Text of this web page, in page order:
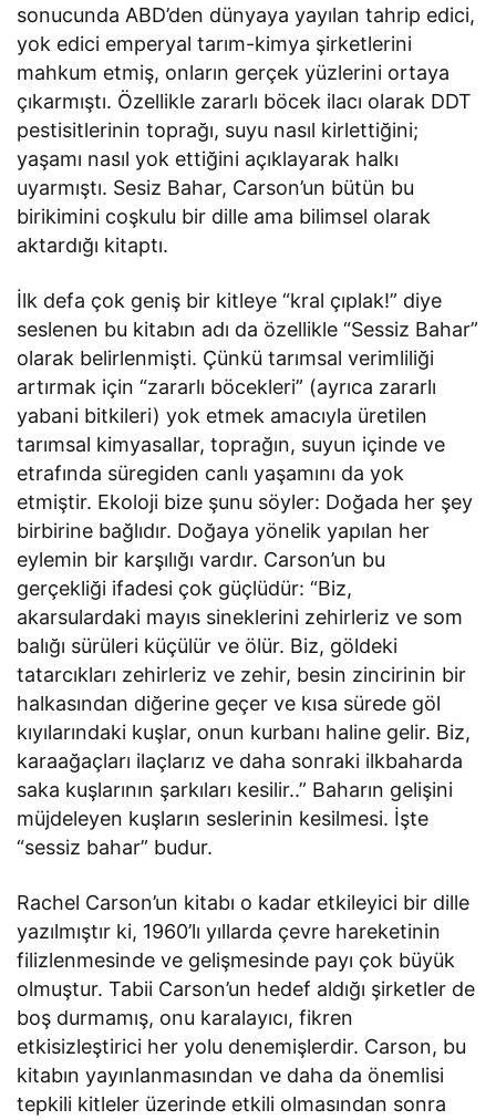
sonucunda ABD’den dünyaya yayılan tahrip edici,
yok edici emperyal tarım-kimya şirketlerini
mahkum etmiş, onların gerçek yüzlerini ortaya
çıkarmıştı. Özellikle zararlı böcek ilacı olarak DDT
pestisitlerinin toprağı, suyu nasıl kirlettiğini;
yaşamı nasıl yok ettiğini açıklayarak halkı
uyarmıştı. Sesiz Bahar, Carson’un bütün bu
birikimini coşkulu bir dille ama bilimsel olarak
aktardığı kitaptı.
İlk defa çok geniş bir kitleye “kral çıplak!” diye
seslenen bu kitabın adı da özellikle “Sessiz Bahar”
olarak belirlenmişti. Çünkü tarımsal verimliliği
artırmak için “zararlı böcekleri” (ayrıca zararlı
yabani bitkileri) yok etmek amacıyla üretilen
tarımsal kimyasallar, toprağın, suyun içinde ve
etrafında süregiden canlı yaşamını da yok
etmiştir. Ekoloji bize şunu söyler: Doğada her şey
birbirine bağlıdır. Doğaya yönelik yapılan her
eylemin bir karşılığı vardır. Carson’un bu
gerçekliği ifadesi çok güçlüdür: “Biz,
akarsulardaki mayıs sineklerini zehirleriz ve som
balığı sürüleri küçülür ve ölür. Biz, göldeki
tatarcıkları zehirleriz ve zehir, besin zincirinin bir
halkasından diğerine geçer ve kısa sürede göl
kıyılarındaki kuşlar, onun kurbanı haline gelir. Biz,
karaağaçları ilaçlarız ve daha sonraki ilkbaharda
saka kuşlarının şarkıları kesilir..” Baharın gelişini
müjdeleyen kuşların seslerinin kesilmesi. İşte
“sessiz bahar” budur.
Rachel Carson’un kitabı o kadar etkileyici bir dille
yazılmıştır ki, 1960’lı yıllarda çevre hareketinin
filizlenmesinde ve gelişmesinde payı çok büyük
olmuştur. Tabii Carson’un hedef aldığı şirketler de
boş durmamış, onu karalayıcı, fikren
etkisizleştirici her yolu denemişlerdir. Carson, bu
kitabın yayınlanmasından ve daha da önemlisi
tepkili kitleler üzerinde etkili olmasından sonra